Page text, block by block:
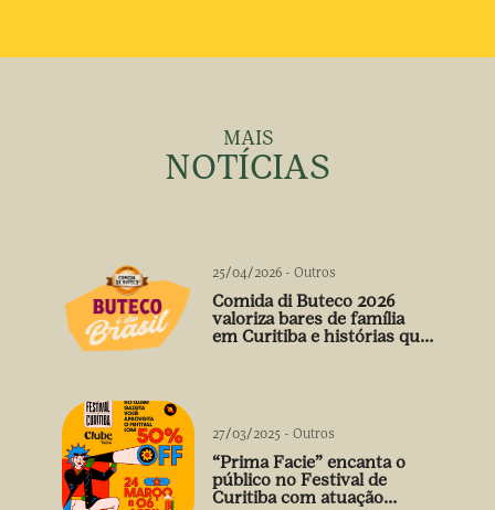
MAIS
NOTÍCIAS
25/04/2026 - Outros
Comida di Buteco 2026
valoriza bares de família
em Curitiba e histórias que
27/03/2025 - Outros
“Prima Facie” encanta o
público no Festival de
Curitiba com atuação